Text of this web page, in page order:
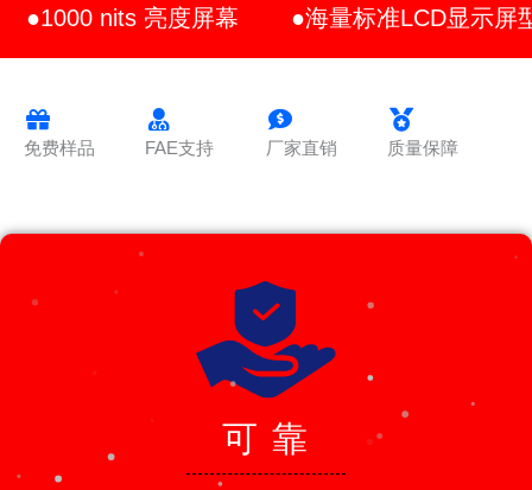
●1000 nits 亮度屏幕 ●海量标准LCD显示屏
免费样品 FAE支持 厂家直销 质量保障
可 靠